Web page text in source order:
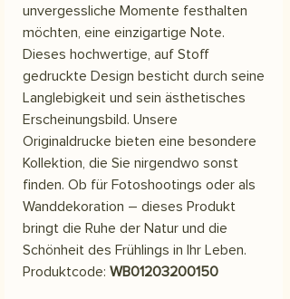
unvergessliche Momente festhalten
möchten, eine einzigartige Note.
Dieses hochwertige, auf Stoff
gedruckte Design besticht durch seine
Langlebigkeit und sein ästhetisches
Erscheinungsbild. Unsere
Originaldrucke bieten eine besondere
Kollektion, die Sie nirgendwo sonst
finden. Ob für Fotoshootings oder als
Wanddekoration – dieses Produkt
bringt die Ruhe der Natur und die
Schönheit des Frühlings in Ihr Leben.
Produktcode: WB01203200150